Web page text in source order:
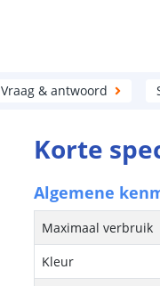
Vraag & antwoord
Korte
Algemene
Maximaal verbruik
Kleur